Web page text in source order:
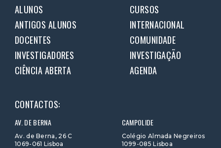
ALUNOS
CURSOS
ANTIGOS ALUNOS
INTERNACIONAL
DOCENTES
COMUNIDADE
INVESTIGADORES
INVESTIGAÇÃO
CIÊNCIA ABERTA
AGENDA
CONTACTOS:
AV. DE BERNA
Av. de Berna, 26 C
1069-061 Lisboa
CAMPOLIDE
Colégio Almada Negreiros
1099-085 Lisboa